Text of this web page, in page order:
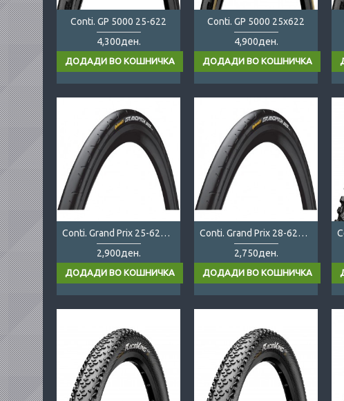
Conti. GP 5000 25-622
4,300ден.
Conti. GP 5000 25x622
4,900ден.
Conti. Grand Prix 25-622 folding
2,900ден.
Conti. Grand Prix 28-622 folding
2,750ден.